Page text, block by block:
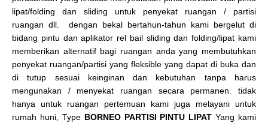
lipat/folding dan sliding untuk penyekat ruangan / partisi
ruangan dll. dengan bekal bertahun-tahun kami bergelut di
bidang pintu dan aplikator rel bail sliding dan folding/lipat kami
memberikan alternatif bagi ruangan anda yang membutuhkan
penyekat ruangan/partisi yang fleksible yang dapat di buka dan
di tutup sesuai keinginan dan kebutuhan tanpa harus
mengunakan / menyekat ruangan secara permanen. tidak
hanya untuk ruangan pertemuan kami juga melayani untuk
rumah huni, Type BORNEO PARTISI PINTU LIPAT Yang kami